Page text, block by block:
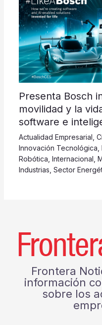
Presenta Bosch
movilidad y la
software e
Actualidad Empresarial
Innovación Tecnológica
Robótica Internacional
Industrias Sector
Frontera
información
sobre los